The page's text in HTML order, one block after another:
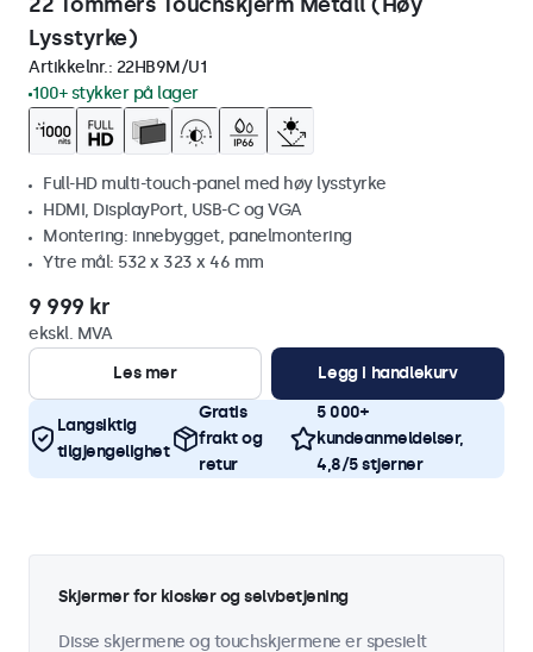
Lysstyrke)
Artikkelnr.: 22HB9M/U1
100+ stykker på lager
Full-HD multi-touch-panel med høy lysstyrke
HDMI, DisplayPort, USB-C og VGA
Montering: innebygget, panelmontering
Ytre mål: 532 x 323 x 46 mm
9 999 kr
ekskl. MVA
Les mer
Legg i handlekurv
Langsiktig
tilgjengelighet
Gratis
frakt og
retur
5 000+
kundeanmeldelser,
4,8/5 stjerner
Skjermer for kiosker og selvbetjening
Disse skjermene og touchskjermene er spesielt